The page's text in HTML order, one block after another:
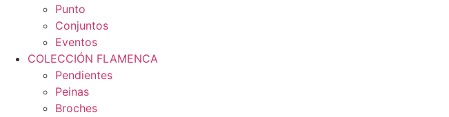
Punto
Conjuntos
Eventos
COLECCIÓN FLAMENCA
Pendientes
Peinas
Broches